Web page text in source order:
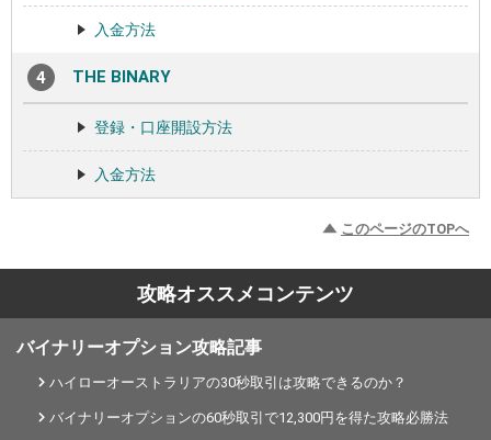
入金方法
THE BINARY
登録・口座開設方法
入金方法
このページのTOPへ
攻略オススメコンテンツ
バイナリーオプション攻略記事
ハイローオーストラリアの30秒取引は攻略できるのか？
バイナリーオプションの60秒取引で12,300円を得た攻略必勝法